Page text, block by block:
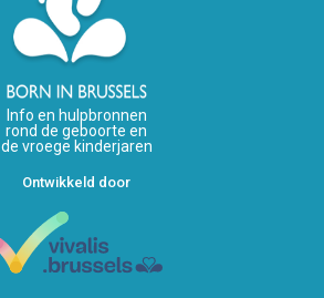
Info en hulpbronnen
rond de geboorte en
de vroege kinderjaren
Ontwikkeld door